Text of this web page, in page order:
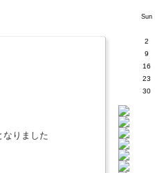
なりました
Sun
2
9
16
23
30